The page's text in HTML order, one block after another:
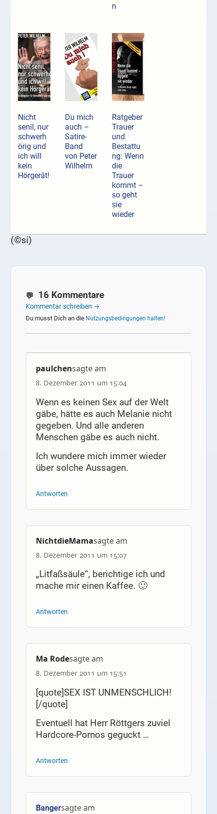
n
Nicht
senil, nur
schwerh
örig und
ich will
kein
Hörgerät!
Du mich
auch –
Satire-
Band
von Peter
Wilhelm
Ratgeber
Trauer
und
Bestattu
ng: Wenn
die
Trauer
kommt –
so geht
sie
wieder
(©si)
16 Kommentare
Kommentar schreiben →
Du musst Dich an die Nutzungsbedingungen halten!
paulchensagte am
8. Dezember 2011 um 15:04
Wenn es keinen Sex auf der Welt
gäbe, hätte es auch Melanie nicht
gegeben. Und alle anderen
Menschen gäbe es auch nicht.
Ich wundere mich immer wieder
über solche Aussagen.
Antworten
NichtdieMamasagte am
8. Dezember 2011 um 15:07
„Litfaßsäule“, berichtige ich und
mache mir einen Kaffee. 🙂
Antworten
Ma Rodesagte am
8. Dezember 2011 um 15:51
[quote]SEX IST UNMENSCHLICH!
[/quote]
Eventuell hat Herr Röttgers zuviel
Hardcore-Pornos geguckt …
Antworten
Bangersagte am